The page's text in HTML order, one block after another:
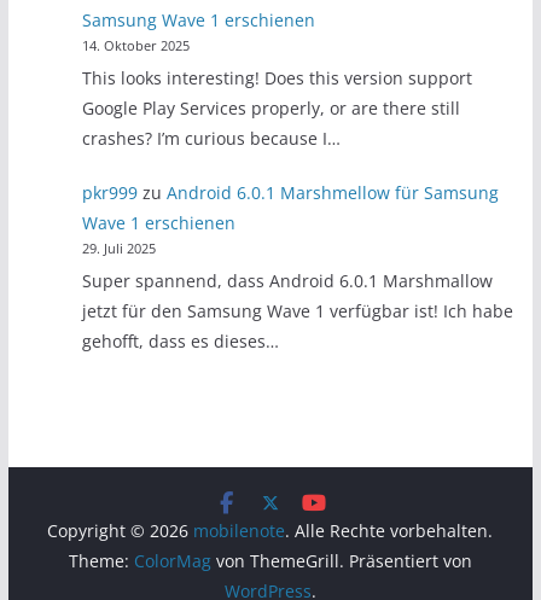
Samsung Wave 1 erschienen
14. Oktober 2025
This looks interesting! Does this version support
Google Play Services properly, or are there still
crashes? I’m curious because I…
pkr999 zuAndroid 6.0.1 Marshmellow für Samsung
Wave 1 erschienen
29. Juli 2025
Super spannend, dass Android 6.0.1 Marshmallow
jetzt für den Samsung Wave 1 verfügbar ist! Ich habe
gehofft, dass es dieses…
Copyright © 2026 mobilenote. Alle Rechte vorbehalten.
Theme: ColorMagvon ThemeGrill. Präsentiert von
WordPress.